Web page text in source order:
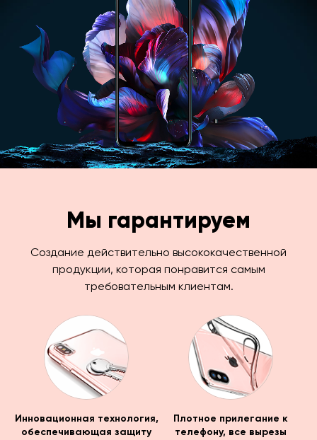
Мы гарантируем
Создание действительно высококачественной
продукции, которая понравится самым
требовательным клиентам.
Инновационная технология,
обеспечивающая защиту
Плотное прилегание к
телефону, все вырезы